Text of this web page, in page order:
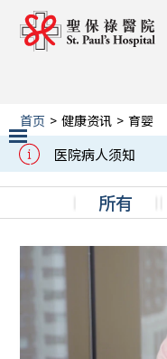
医院病人须知
Slide 2 of 3.
首页 > 健康资讯 > 育婴
育婴
所有